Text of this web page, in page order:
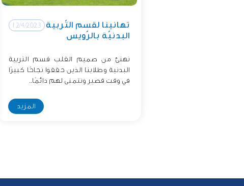
تهانينا لقسم التّربية
البدنيّة بالرّويس
12/4/2023
نهنئ من صميم القلب قسم التربية
البدنية وطلابنا الذين حققوا نجاحًا كبيرًا
في وقت قصير ونتمنى لهم دائمًا..
المزيد